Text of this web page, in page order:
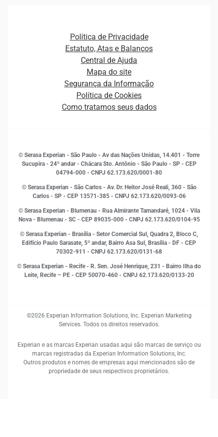
Plataformas e Motores de decisão
Curso Gratuito de Saúde Financeira
Empreendedorismo
Estudos e Pesquisas
Inovação e Tecnologia
Leis e impostos
Marketing
Open Finance
Proteção de Dados
Sustentabilidade Corporativa
Distribuidores e representantes
Estrutura Organizacional
Sala de Imprensa
Política de Privacidade
Estatuto, Atas e Balanços
Central de Ajuda
Mapa do site
Segurança da Informação
Política de Cookies
Como tratamos seus dados
© Serasa Experian - São Paulo - Av das Nações Unidas, 14.401 - Torre
Sucupira - 24º andar - Chácara Sto. Antônio - São Paulo - SP - CEP
04794-000 - CNPJ 62.173.620/0001-80
© Serasa Experian - São Carlos - Av. Dr. Heitor José Reali, 360 - São
Carlos - SP - CEP 13571-385 - CNPJ 62.173.620/0093-06
© Serasa Experian - Blumenau - Rua Almirante Tamandaré, 1024 - Vila
Nova - Blumenau - SC - CEP 89035-000 - CNPJ 62.173.620/0104-95
© Serasa Experian - Brasília - Setor Comercial Sul, Quadra 2, Bloco C,
Edifício Paulo Sarasate, 5º andar, Bairro Asa Sul, Brasília - DF - CEP
70302-911 - CNPJ 62.173.620/0131-68
© Serasa Experian - Recife - R. Sen. José Henrique, 231 - Bairro Ilha do
Leite, Recife – PE - CEP 50070-460 - CNPJ 62.173.620/0133-20
©2026 Experian Information Solutions, Inc. Experian Marketing
Services. Todos os direitos reservados.
Experian e as marcas Experian usadas aqui são marcas de serviço ou
marcas registradas da Experian Information Solutions, Inc.
Outros produtos e nomes de empresas aqui mencionados são de
propriedade de seus respectivos proprietários.